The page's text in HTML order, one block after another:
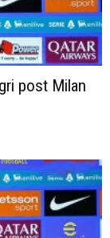
post Milan